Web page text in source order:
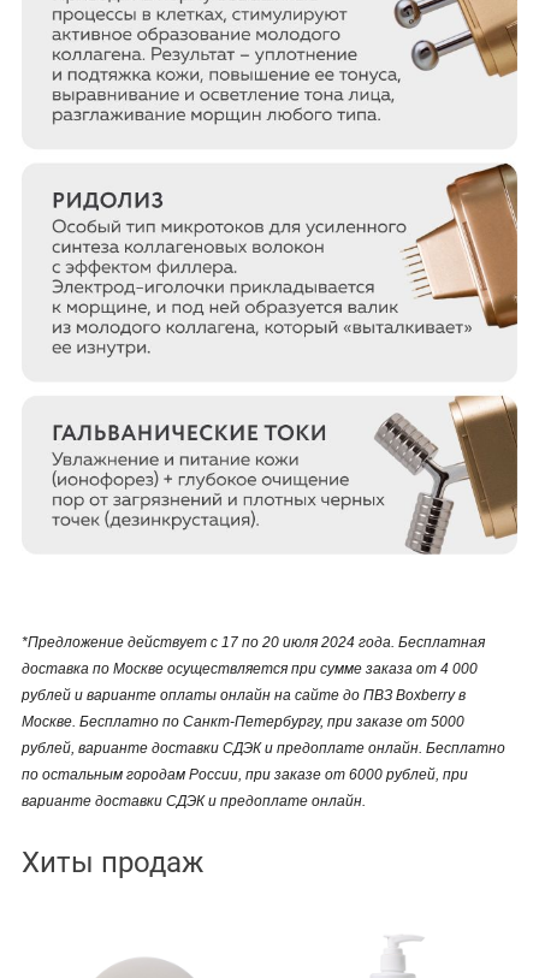
*Предложение действует с 17 по 20 июля 2024 года. Бесплатная
доставка по Москве осуществляется при сумме заказа от 4 000
рублей и варианте оплаты онлайн на сайте до ПВЗ Boxberry в
Москве. Бесплатно по Санкт-Петербургу, при заказе от 5000
рублей, варианте доставки СДЭК и предоплате онлайн. Бесплатно
по остальным городам России, при заказе от 6000 рублей, при
варианте доставки СДЭК и предоплате онлайн.
Хиты продаж